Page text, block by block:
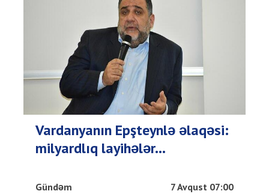
Vardanyanın Epşteynlə əlaqəsi:
milyardlıq layihələr...
Gündəm 7 Avqust 07:00